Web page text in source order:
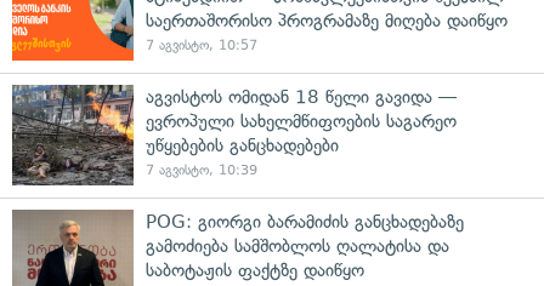
საერთაშორისო პროგრამაზე მიღება დაიწყო
7 აგვისტო, 10:57
აგვისტოს ომიდან 18 წელი გავიდა —
ევროპული სახელმწიფოების საგარეო
უწყებების განცხადებები
7 აგვისტო, 10:39
POG: გიორგი ბარამიძის განცხადებაზე
გამოძიება სამშობლოს ღალატისა და
საბოტაჟის ფაქტზე დაიწყო